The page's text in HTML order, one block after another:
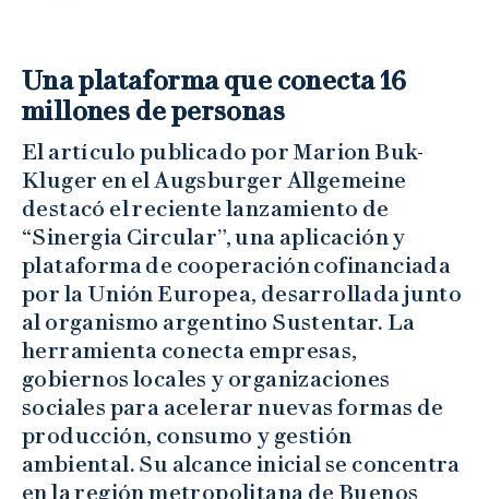
Una plataforma que conecta 16
millones de personas
El artículo publicado por Marion Buk-
Kluger en el Augsburger Allgemeine
destacó el reciente lanzamiento de
“Sinergia Circular”, una aplicación y
plataforma de cooperación cofinanciada
por la Unión Europea, desarrollada junto
al organismo argentino Sustentar. La
herramienta conecta empresas,
gobiernos locales y organizaciones
sociales para acelerar nuevas formas de
producción, consumo y gestión
ambiental. Su alcance inicial se concentra
en la región metropolitana de Buenos